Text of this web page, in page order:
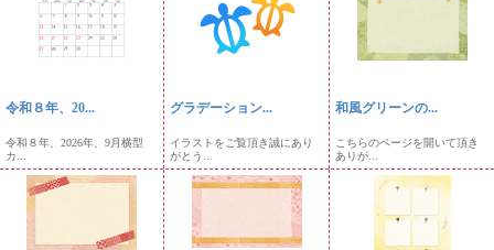
令和８年、20...
令和８年、2026年、9月横型
カ...
グラデーション...
イラストをご覧頂き誠にあり
がとう...
和風グリーンの...
こちらのページを開いて頂き
ありが...